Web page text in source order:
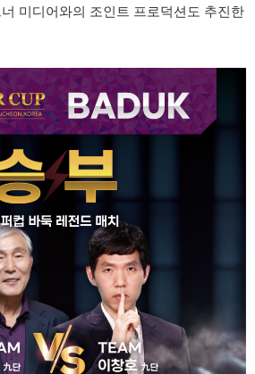
미디어와의 조인트 프로덕션도 추진한